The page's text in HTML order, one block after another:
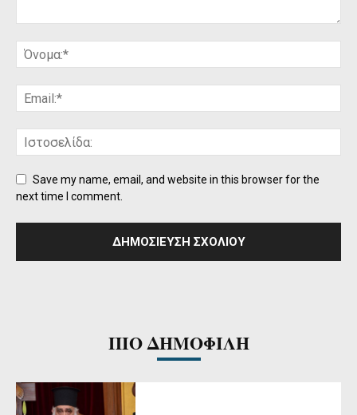
Save my name, email, and website in this browser for the
next time I comment.
ΠΙΟ ΔΗΜΟΦΙΛΗ